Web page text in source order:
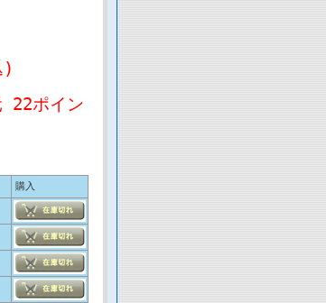
)
22ポイン
購入